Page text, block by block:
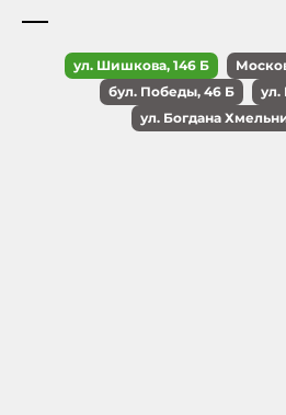
ул. Шишкова, 146 Б
бул. Победы, 46 Б
ул.
ул. Богдана